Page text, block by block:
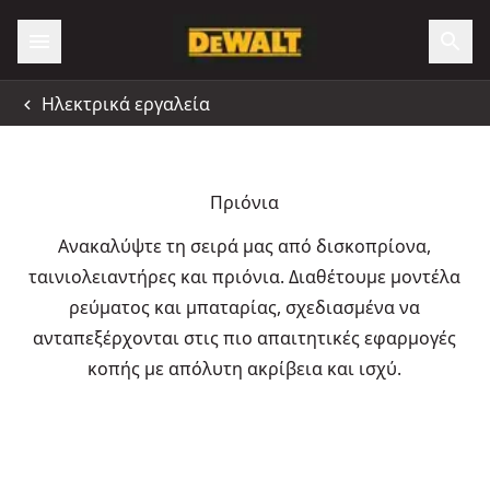
Ηλεκτρικά εργαλεία
Πριόνια
Ανακαλύψτε τη σειρά μας από δισκοπρίονα,
ταινιολειαντήρες και πριόνια. Διαθέτουμε μοντέλα
ρεύματος και μπαταρίας, σχεδιασμένα να
ανταπεξέρχονται στις πιο απαιτητικές εφαρμογές
κοπής με απόλυτη ακρίβεια και ισχύ.